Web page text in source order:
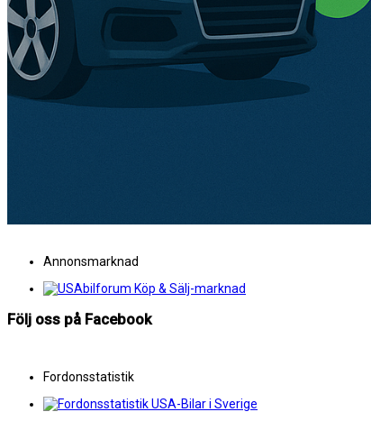
Annonsmarknad
Följ oss på Facebook
Fordonsstatistik